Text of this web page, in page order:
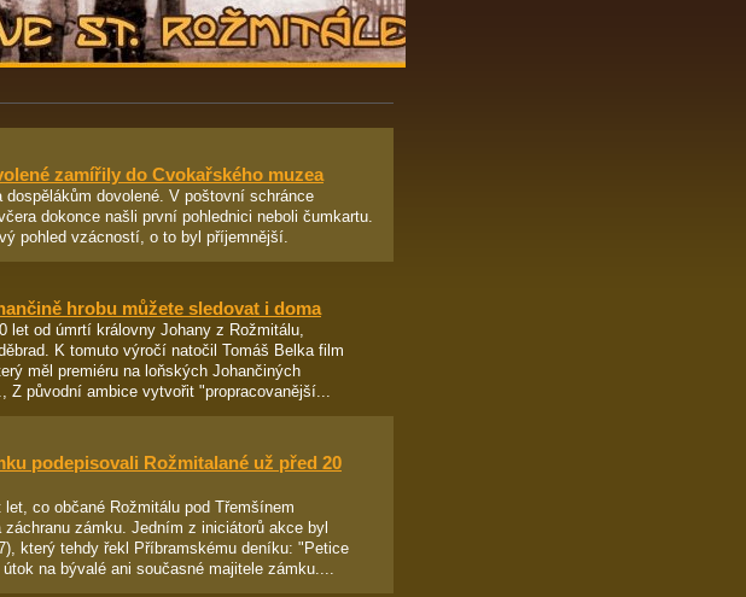
zamířily do Cvokařského muzea
dospělákům dovolené. V poštovní schránce
dokonce našli první pohlednici neboli čumkartu.
pohled vzácností, o to byl příjemnější.
hrobu můžete sledovat i doma
let od úmrtí královny Johany z Rožmitálu,
K tomuto výročí natočil Tomáš Belka film
měl premiéru na loňských Johančiných
Z původní ambice vytvořit "propracovanější...
podepisovali Rožmitalané už před 20
co občané Rožmitálu pod Třemšínem
zámku. Jedním z iniciátorů akce byl
který tehdy řekl Příbramskému deníku: "Petice
na bývalé ani současné majitele zámku....